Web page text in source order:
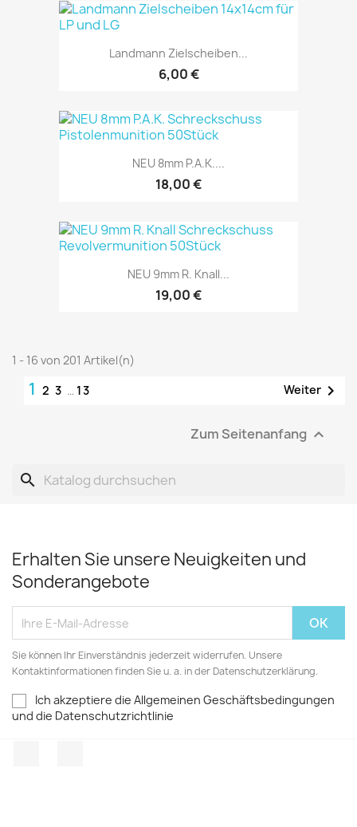
Landmann Zielscheiben...
6,00 €
NEU 8mm P.A.K....
18,00 €
NEU 9mm R. Knall...
19,00 €
1 - 16 von 201 Artikel(n)
1 2 3 … 13 Weiter 
Zum Seitenanfang 
search
Erhalten Sie unsere Neuigkeiten und
Sonderangebote
Sie können Ihr Einverständnis jederzeit widerrufen. Unsere
Kontaktinformationen finden Sie u. a. in der Datenschutzerklärung.
Ich akzeptiere die Allgemeinen Geschäftsbedingungen
und die Datenschutzrichtlinie